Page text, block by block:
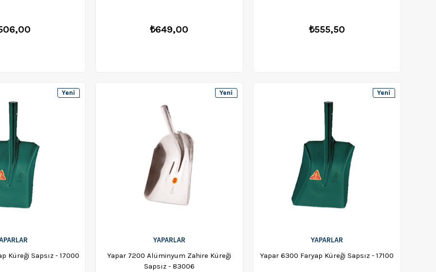
₺649,00 ₺555,50
Küreği Sapsız - 17000
Yeni
YAPARLAR
Yapar 7200 Alüminyum Zahire Küreği
Sapsız - 83006
Yeni
YAPARLAR
Yapar 6300 Faryap Küreği Sapsız - 17100
Yeni